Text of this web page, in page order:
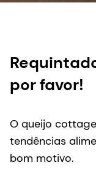
por favor!
O queijo
tendências
bom motivo.